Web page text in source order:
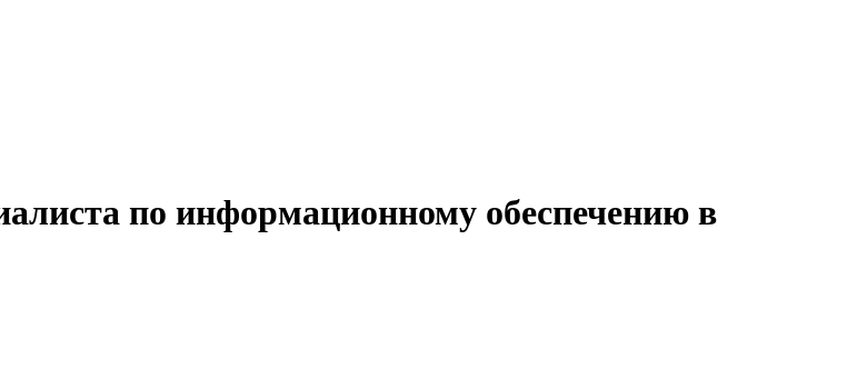
по информационному обеспечению в